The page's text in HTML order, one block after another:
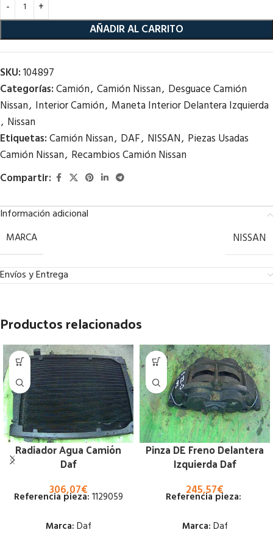
AÑADIR AL CARRITO
SKU:104897
Categorías:Camión, Camión Nissan, Desguace Camión
Nissan, Interior Camión, Maneta Interior Delantera Izquierda
, Nissan
Etiquetas:Camión Nissan, DAF, NISSAN, Piezas Usadas
Camión Nissan, Recambios Camión Nissan
Compartir:
Información adicional
MARCA
NISSAN
Envíos y Entrega
Productos relacionados
Radiador Agua Camión
Daf
306,07€
Referencia pieza: 1129059
Marca: Daf
Pinza DE Freno Delantera
Izquierda Daf
245,57€
Referencia pieza:
Marca: Daf